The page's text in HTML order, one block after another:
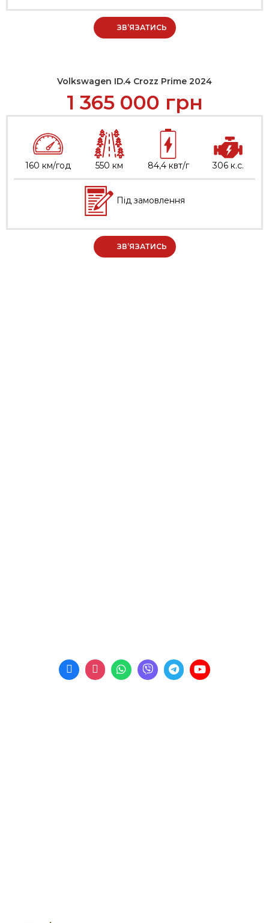
ЗВ’ЯЗАТИСЬ
Volkswagen ID.4 Crozz Prime 2024
1 365 000 грн
160 км/год 550 км 84,4 квт/г 306 к.с.
Під замовлення
ЗВ’ЯЗАТИСЬ